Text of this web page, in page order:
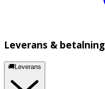
Leverans & betalning
🚚Leverans